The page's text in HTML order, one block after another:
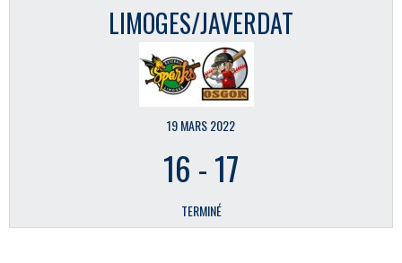
LIMOGES/JAVERDAT
19 MARS 2022
16 -17
TERMINÉ